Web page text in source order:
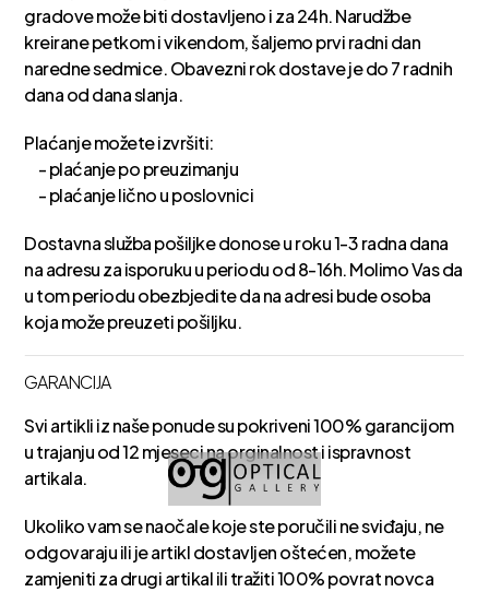
gradove može biti dostavljeno i za 24h. Narudžbe
kreirane petkom i vikendom, šaljemo prvi radni dan
naredne sedmice. Obavezni rok dostave je do 7 radnih
dana od dana slanja.
Plaćanje možete izvršiti:
- plaćanje po preuzimanju
- plaćanje lično u poslovnici
Dostavna služba pošiljke donose u roku 1-3 radna dana
na adresu za isporuku u periodu od 8-16h. Molimo Vas da
u tom periodu obezbjedite da na adresi bude osoba
koja može preuzeti pošiljku.
GARANCIJA
Svi artikli iz naše ponude su pokriveni 100% garancijom
u trajanju od 12 mjeseci na orginalnost i ispravnost
artikala.
Ukoliko vam se naočale koje ste poručili ne sviđaju, ne
odgovaraju ili je artikl dostavljen oštećen, možete
zamjeniti za drugi artikal ili tražiti 100% povrat novca